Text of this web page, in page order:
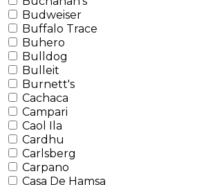
Budweiser
Buffalo Trace
Buhero
Bulldog
Bulleit
Burnett's
Cachaca
Campari
Caol Ila
Cardhu
Carlsberg
Carpano
Casa De Hamsa